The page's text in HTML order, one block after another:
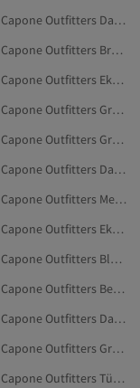
Capone Outfitters Damen Sandalen & Pantoletten
Capone Outfitters Braun Freizeitschuhe
Capone Outfitters Ekru Schuhe
Capone Outfitters Grün Freizeitschuhe
Capone Outfitters Grün Schuhe
Capone Outfitters Damen Sandalen
Capone Outfitters Mehrfarbig Schuhe
Capone Outfitters Ekru Freizeitschuhe
Capone Outfitters Blau Sandalen & Pantoletten
Capone Outfitters Beige Schuhe
Capone Outfitters Damen High Heels
Capone Outfitters Grau Sandalen & Pantoletten
Capone Outfitters Türkis Schuhe